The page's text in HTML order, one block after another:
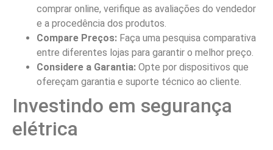
comprar online, verifique as avaliações do vendedor
e a procedência dos produtos.
Compare Preços: Faça uma pesquisa comparativa
entre diferentes lojas para garantir o melhor preço.
Considere a Garantia: Opte por dispositivos que
ofereçam garantia e suporte técnico ao cliente.
Investindo em segurança
elétrica